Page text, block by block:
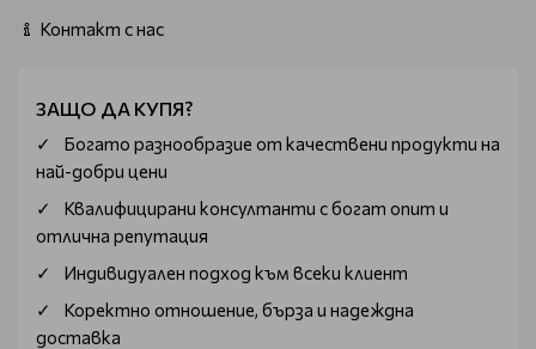
Контакт с нас
ЗАЩО ДА КУПЯ?
Богатo разнообразие от качествени продукти на
най-добри цени
Квалифицирани консултанти с богат опит и
отлична репутация
Индивидуален подход към всеки клиент
Коректно отношение, бърза и надеждна
доставка